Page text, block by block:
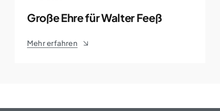
Große Ehre für Walter Feeß
Mehr erfahren